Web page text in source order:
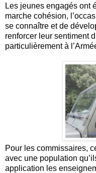
Les jeunes engagés ont
marche cohésion,
se connaître et de
renforcer leur sentiment
particulièrement à
Pour les commissaires,
avec une population
application les